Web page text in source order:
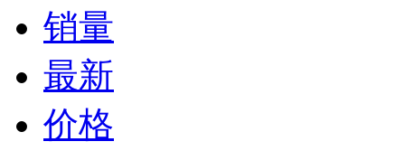
销量
最新
价格